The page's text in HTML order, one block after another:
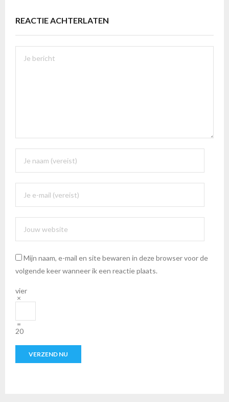
REACTIE ACHTERLATEN
Mijn naam, e-mail en site bewaren in deze browser voor de
volgende keer wanneer ik een reactie plaats.
vier
×
=
20